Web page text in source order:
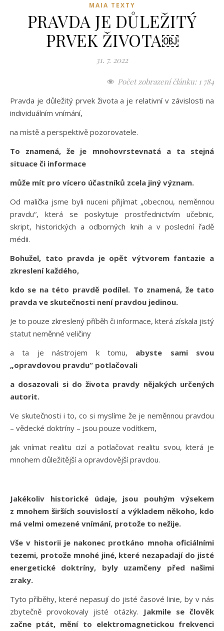
MAIA TEXTY
PRAVDA JE DŮLEŽITÝ
PRVEK ŽIVOTA￼
31. 7. 2022
Počet zobrazení článku: 1 784
Pravda je důležitý prvek života a je relativní v závislosti na
individuálním vnímání,
na místě a perspektivě pozorovatele.
To znamená, že je mnohovrstevnatá a ta stejná
situace či informace
může mít pro vícero účastníků zcela jiný význam.
Od malička jsme byli nuceni přijímat „obecnou, neměnnou
pravdu“, která se poskytuje prostřednictvím učebnic,
skript, historických a odborných knih a v poslední řadě
médii.
Bohužel, tato pravda je opět výtvorem fantazie a
zkreslení každého,
kdo se na této pravdě podílel. To znamená, že tato
pravda ve skutečnosti není pravdou jedinou.
Je to pouze zkreslený příběh či informace, která získala jistý
statut neměnné veličiny
a ta je nástrojem k tomu, abyste sami svou
„opravdovou pravdu“ potlačovali
a dosazovali si do života pravdy nějakých určených
autorit.
Ve skutečnosti i to, co si myslíme že je neměnnou pravdou
– vědecké doktríny – jsou pouze vodítkem,
jak vnímat realitu cizí a potlačovat realitu svou, která je
mnohem důležitější a opravdovější pravdou.
Jakékoliv historické údaje, jsou pouhým výsekem
z mnohem širších souvislostí a výkladem někoho, kdo
má velmi omezené vnímání, protože to nežije.
Vše v historii je nakonec protkáno mnoha oficiálními
tezemi, protože mnohé jiné, které nezapadají do jisté
energetické doktríny, byly uzamčeny před našimi
zraky.
Tyto příběhy, které nepasují do jisté časové linie, by v nás
zbytečně provokovaly jisté otázky.
Jakmile se člověk
začne ptát, mění to elektromagnetickou frekvenci